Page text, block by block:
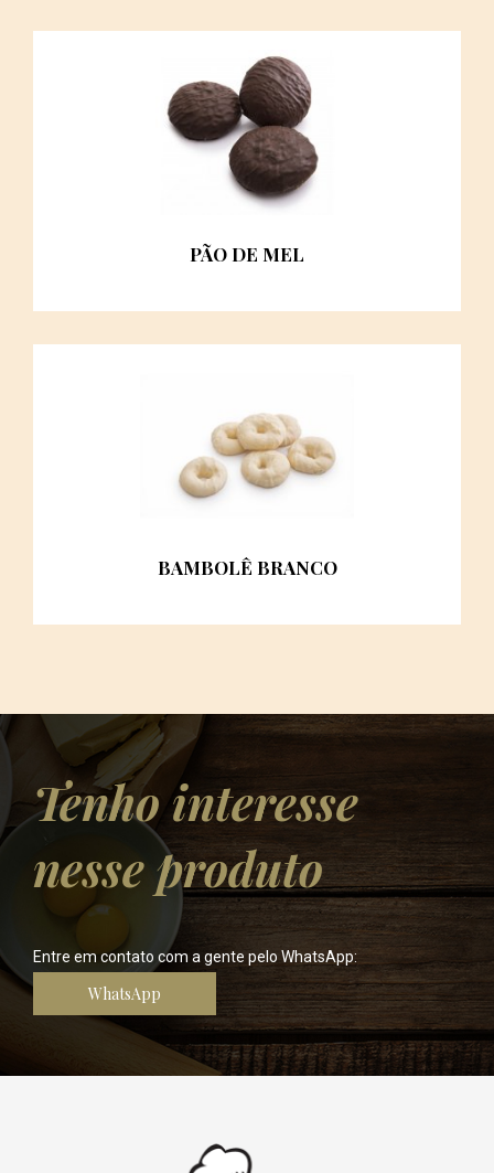
PÃO DE MEL
BAMBOLÊ BRANCO
Tenho interesse
nesse produto
Entre em contato com a gente pelo WhatsApp:
WhatsApp